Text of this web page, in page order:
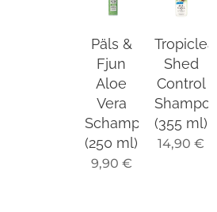
Päls &
Fjun
Aloe
Vera
Schampoo
(250 ml)
9,90 €
Tropiclean
Shed
Control
Shampoo
(355 ml)
14,90 €